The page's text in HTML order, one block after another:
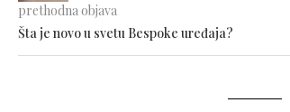
prethodna objava
Šta je novo u svetu Bespoke uređaja?